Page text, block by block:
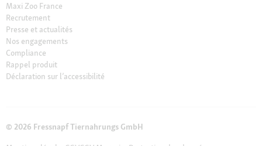
Maxi Zoo France
Recrutement
Presse et actualités
Nos engagements
Compliance
Rappel produit
Déclaration sur l’accessibilité
© 2026 Fressnapf Tiernahrungs GmbH